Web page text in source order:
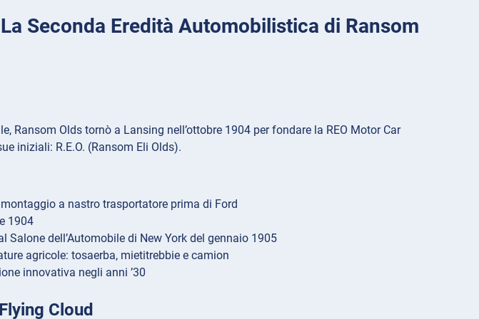
Seconda Eredità Automobilistica di Ransom
Ransom Olds tornò a Lansing nell’ottobre 1904 per fondare la REO Motor Car
iniziali: R.E.O. (Ransom Eli Olds).
a nastro trasportatore prima di Ford
1904
Salone dell’Automobile di New York del gennaio 1905
agricole: tosaerba, mietitrebbie e camion
innovativa negli anni ’30
Cloud